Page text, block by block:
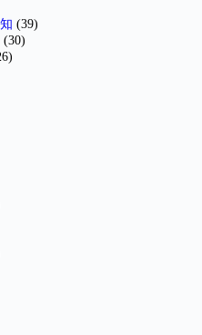
(39)
(30)